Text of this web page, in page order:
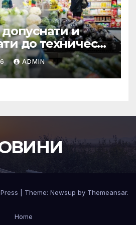
и
до техническа
оценка
по
ADMIN
Theme: Newsup by Themeansar.
Home